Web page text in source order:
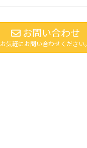
お問い合わせ
お気軽にお問い合わせください。